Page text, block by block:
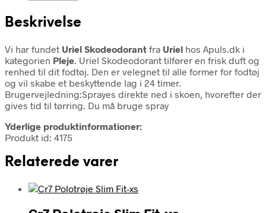
Beskrivelse
Vi har fundet Uriel Skodeodorant fra Uriel hos Apuls.dk i
kategorien Pleje. Uriel Skodeodorant tilfører en frisk duft og
renhed til dit fodtøj. Den er velegnet til alle former for fodtøj
og vil skabe et beskyttende lag i 24 timer.
Brugervejledning:Sprayes direkte ned i skoen, hvorefter der
gives tid til tørring. Du må bruge spray
Yderlige produktinformationer:
Produkt id: 4175
Relaterede varer